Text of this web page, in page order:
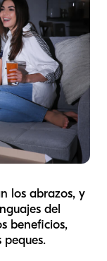
los abrazos, y
del
beneficios,